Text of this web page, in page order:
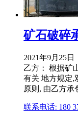
矿石破碎
2021年9月25
乙方： 根据矿
有关 地方规定,
原则, 由乙方承
联系电话: 180